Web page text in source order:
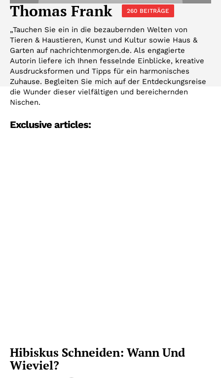
Thomas Frank 260 BEITRÄGE
„Tauchen Sie ein in die bezaubernden Welten von
Tieren & Haustieren, Kunst und Kultur sowie Haus &
Garten auf nachrichtenmorgen.de. Als engagierte
Autorin liefere ich Ihnen fesselnde Einblicke, kreative
Ausdrucksformen und Tipps für ein harmonisches
Zuhause. Begleiten Sie mich auf der Entdeckungsreise
die Wunder dieser vielfältigen und bereichernden
Nischen.
Exclusive articles:
Hibiskus Schneiden: Wann Und
Wieviel?